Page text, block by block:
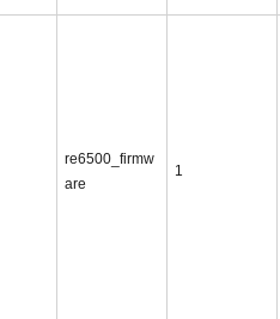
re6500_firmw
are
1